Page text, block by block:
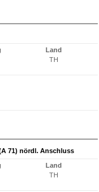
Land
TH
71) nördl. Anschluss
Land
TH